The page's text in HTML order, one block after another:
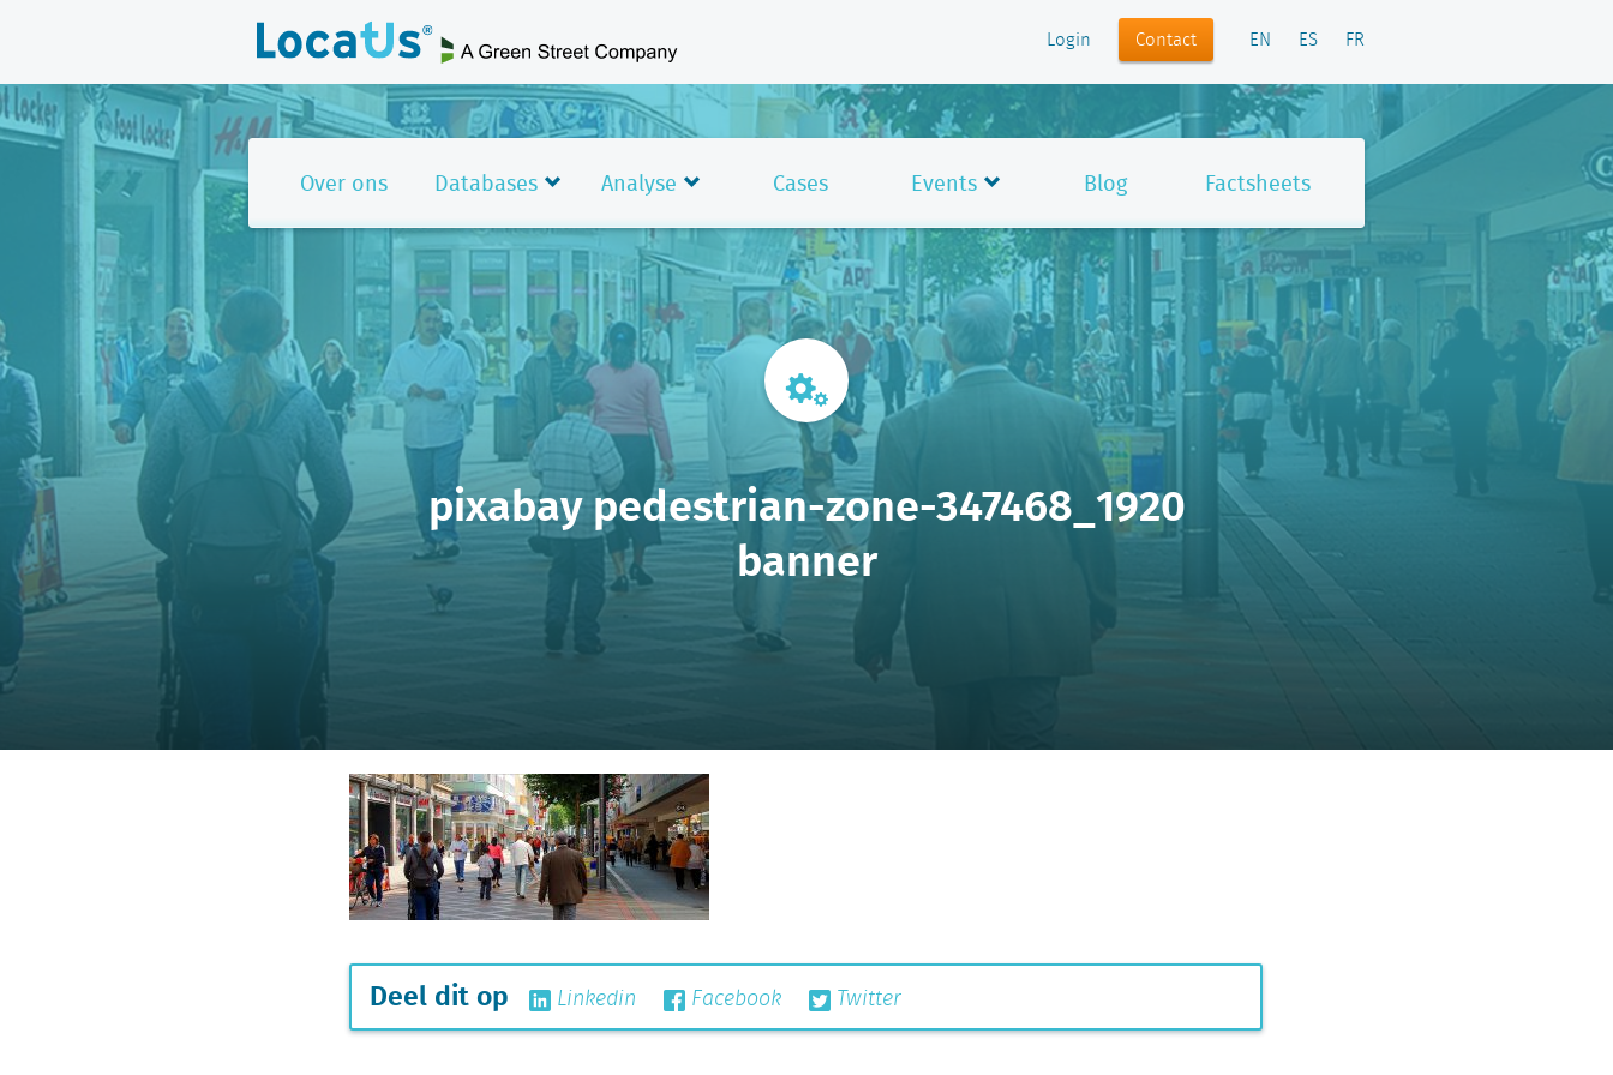
Login Contact EN ES FR
Over ons Databases Analyse Cases Events Blog Factsheets
pixabay pedestrian-zone-347468_1920
banner
Deel dit op Linkedin Facebook Twitter